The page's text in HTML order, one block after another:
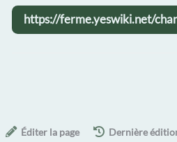
https://ferme.yeswiki.net/
Éditer la page Dernière